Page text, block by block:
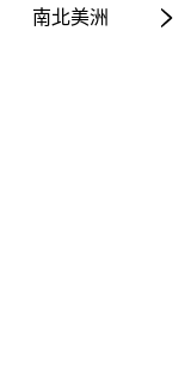
南北美洲